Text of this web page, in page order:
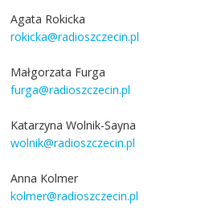
Agata Rokicka
rokicka@radioszczecin.pl
Małgorzata Furga
furga@radioszczecin.pl
Katarzyna Wolnik-Sayna
wolnik@radioszczecin.pl
Anna Kolmer
kolmer@radioszczecin.pl